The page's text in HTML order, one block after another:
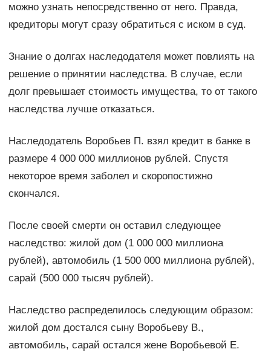
можно узнать непосредственно от него. Правда,
кредиторы могут сразу обратиться с иском в суд.
Знание о долгах наследодателя может повлиять на
решение о принятии наследства. В случае, если
долг превышает стоимость имущества, то от такого
наследства лучше отказаться.
Наследодатель Воробьев П. взял кредит в банке в
размере 4 000 000 миллионов рублей. Спустя
некоторое время заболел и скоропостижно
скончался.
После своей смерти он оставил следующее
наследство: жилой дом (1 000 000 миллиона
рублей), автомобиль (1 500 000 миллиона рублей),
сарай (500 000 тысяч рублей).
Наследство распределилось следующим образом:
жилой дом достался сыну Воробьеву В.,
автомобиль, сарай остался жене Воробьевой Е.